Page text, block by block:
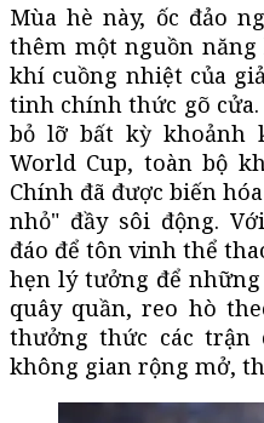
Mùa hè này, ốc đảo
thêm một nguồn
khí cuồng nhiệt của
tinh chính thức gõ
bỏ lỡ bất kỳ khoảnh
World Cup, toàn bộ
Chính đã được biến
nhỏ" đầy sôi động.
đáo để tôn vinh thể
hẹn lý tưởng để
quây quần, reo hò
thưởng thức các trận
không gian rộng mở,